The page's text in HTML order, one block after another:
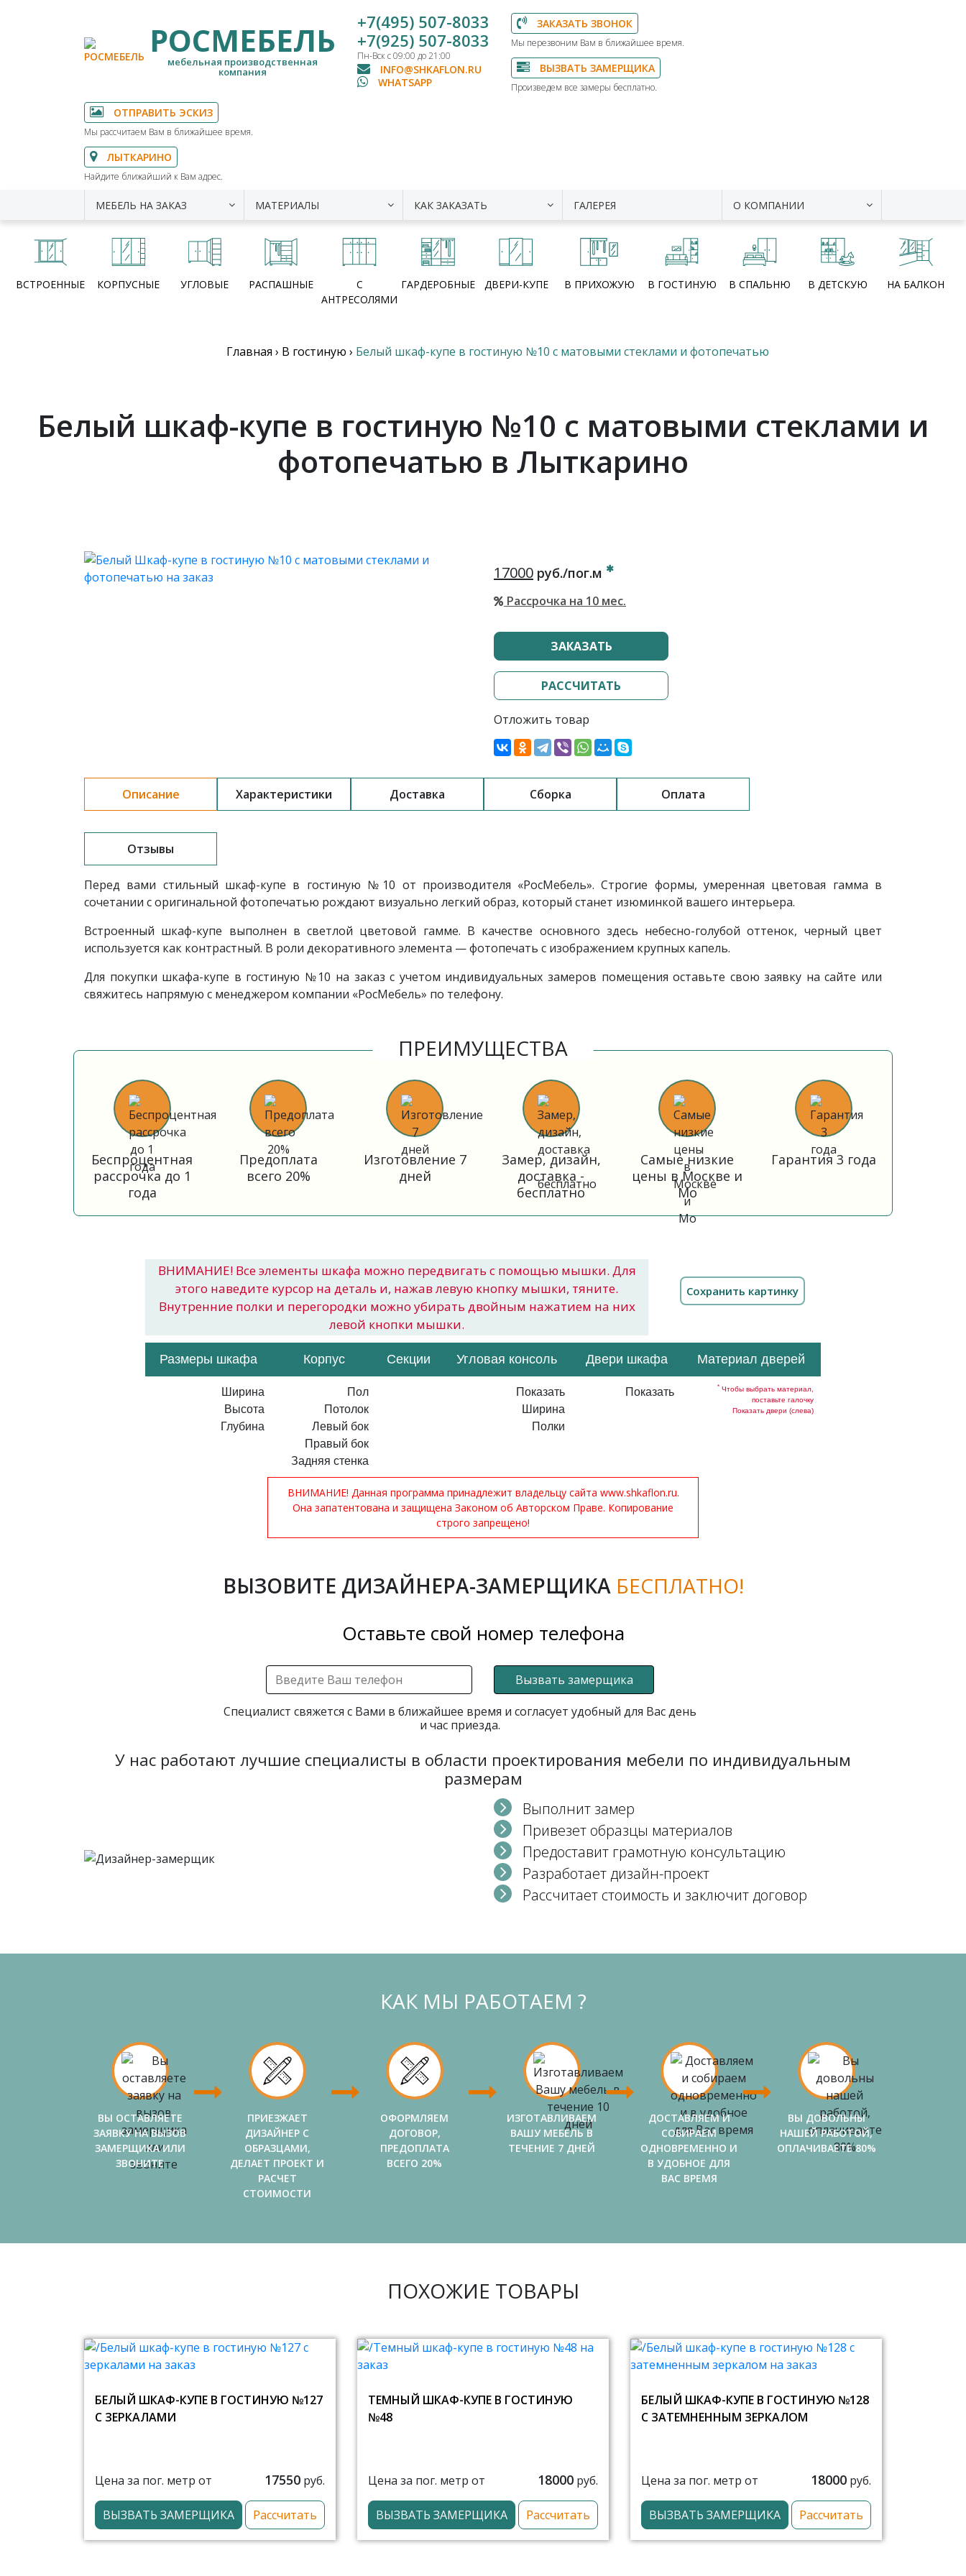
РОСМЕБЕЛЬ
мебельная производственная
компания
+7(495) 507-8033
+7(925) 507-8033
Пн-Вск с 09:00 до 21:00
INFO@SHKAFLON.RU
WHATSAPP
ЗАКАЗАТЬ ЗВОНОК
Мы перезвоним Вам в ближайшее время.
ВЫЗВАТЬ ЗАМЕРЩИКА
Произведем все замеры бесплатно.
ОТПРАВИТЬ ЭСКИЗ
Мы рассчитаем Вам в ближайшее время.
ЛЫТКАРИНО
Найдите ближайший к Вам адрес.
МЕБЕЛЬ НА ЗАКАЗ МАТЕРИАЛЫ КАК ЗАКАЗАТЬ ГАЛЕРЕЯ О КОМПАНИИ
ВСТРОЕННЫЕ КОРПУСНЫЕ УГЛОВЫЕ РАСПАШНЫЕ
С
АНТРЕСОЛЯМИ
ГАРДЕРОБНЫЕ ДВЕРИ-КУПЕ В ПРИХОЖУЮ В ГОСТИНУЮ В СПАЛЬНЮ В ДЕТСКУЮ НА БАЛКОН
Главная › В гостиную › Белый шкаф-купе в гостиную №10 с матовыми стеклами и фотопечатью
Белый шкаф-купе в гостиную №10 с матовыми стеклами и
фотопечатью в Лыткарино
17000 руб./пог.м
Рассрочка на 10 мес.
ЗАКАЗАТЬ
РАССЧИТАТЬ
Отложить товар
Описание Характеристики Доставка Сборка Оплата
Отзывы
Перед вами стильный шкаф-купе в гостиную №10 от производителя «РосМебель». Строгие формы, умеренная цветовая гамма в
сочетании с оригинальной фотопечатью рождают визуально легкий образ, который станет изюминкой вашего интерьера.
Встроенный шкаф-купе выполнен в светлой цветовой гамме. В качестве основного здесь небесно-голубой оттенок, черный цвет
используется как контрастный. В роли декоративного элемента — фотопечать с изображением крупных капель.
Для покупки шкафа-купе в гостиную №10 на заказ с учетом индивидуальных замеров помещения оставьте свою заявку на сайте или
свяжитесь напрямую с менеджером компании «РосМебель» по телефону.
ПРЕИМУЩЕСТВА
Беспроцентная
рассрочка до 1
года
Предоплата
всего 20%
Изготовление 7
дней
Замер, дизайн,
доставка -
бесплатно
Самые низкие
цены в Москве и
Мо
Гарантия 3 года
ВНИМАНИЕ! Все элементы шкафа можно передвигать с помощью мышки. Для
этого наведите курсор на деталь и, нажав левую кнопку мышки, тяните.
Внутренние полки и перегородки можно убирать двойным нажатием на них
левой кнопки мышки.
Размеры шкафа Корпус Секции Угловая консоль Двери шкафа Материал дверей
Ширина
Высота
Глубина
Пол
Потолок
Левый бок
Правый бок
Задняя стенка
Показать
Ширина
Полки
Показать * Чтобы выбрать материал,
поставьте галочку
Показать двери (слева)
ВНИМАНИЕ! Данная программа принадлежит владельцу сайта www.shkaflon.ru.
Она запатентована и защищена Законом об Авторском Праве. Копирование
строго запрещено!
ВЫЗОВИТЕ ДИЗАЙНЕРА-ЗАМЕРЩИКА БЕСПЛАТНО!
Оставьте свой номер телефона
Вызвать замерщика
Специалист свяжется с Вами в ближайшее время и согласует удобный для Вас день
и час приезда.
У нас работают лучшие специалисты в области проектирования мебели по индивидуальным
размерам
Выполнит замер
Привезет образцы материалов
Предоставит грамотную консультацию
Разработает дизайн-проект
Рассчитает стоимость и заключит договор
КАК МЫ РАБОТАЕМ ?
ВЫ ОСТАВЛЯЕТЕ
ЗАЯВКУ НА ВЫЗОВ
ЗАМЕРЩИКА ИЛИ
ЗВОНИТЕ
ПРИЕЗЖАЕТ
ДИЗАЙНЕР С
ОБРАЗЦАМИ,
ДЕЛАЕТ ПРОЕКТ И
РАСЧЕТ
СТОИМОСТИ
ОФОРМЛЯЕМ
ДОГОВОР,
ПРЕДОПЛАТА
ВСЕГО 20%
ИЗГОТАВЛИВАЕМ
ВАШУ МЕБЕЛЬ В
ТЕЧЕНИЕ 7 ДНЕЙ
ДОСТАВЛЯЕМ И
СОБИРАЕМ
ОДНОВРЕМЕННО И
В УДОБНОЕ ДЛЯ
ВАС ВРЕМЯ
ВЫ ДОВОЛЬНЫ
НАШЕЙ РАБОТОЙ,
ОПЛАЧИВАЕТЕ 80%
ПОХОЖИЕ ТОВАРЫ
БЕЛЫЙ ШКАФ-КУПЕ В ГОСТИНУЮ №127
С ЗЕРКАЛАМИ
Цена за пог. метр от 17550 руб.
ВЫЗВАТЬ ЗАМЕРЩИКА Рассчитать
ТЕМНЫЙ ШКАФ-КУПЕ В ГОСТИНУЮ
№48
Цена за пог. метр от 18000 руб.
ВЫЗВАТЬ ЗАМЕРЩИКА Рассчитать
БЕЛЫЙ ШКАФ-КУПЕ В ГОСТИНУЮ №128
С ЗАТЕМНЕННЫМ ЗЕРКАЛОМ
Цена за пог. метр от 18000 руб.
ВЫЗВАТЬ ЗАМЕРЩИКА Рассчитать